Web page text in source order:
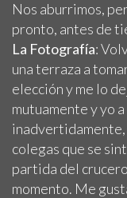
Nos aburrimos,
pronto, antes de
La Fotografía:
una terraza a
elección y me lo
mutuamente y yo
inadvertidamente,
colegas que se
partida del
momento. Me